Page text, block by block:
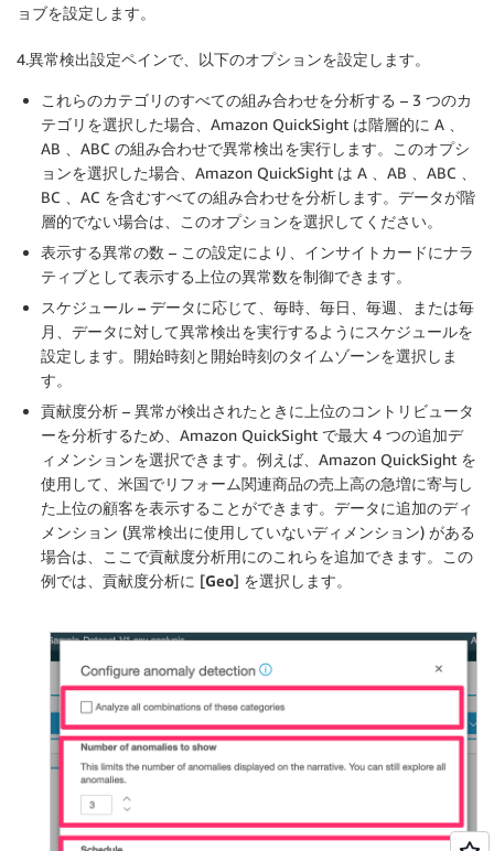
ョブを設定します。
4.異常検出設定ペインで、以下のオプションを設定します。
これらのカテゴリのすべての組み合わせを分析する – 3 つのカ
テゴリを選択した場合、Amazon QuickSight は階層的に A 、
AB 、ABC の組み合わせで異常検出を実行します。このオプシ
ョンを選択した場合、Amazon QuickSight は A 、AB 、ABC 、
BC 、AC を含むすべての組み合わせを分析します。データが階
層的でない場合は、このオプションを選択してください。
表示する異常の数 – この設定により、インサイトカードにナラ
ティブとして表示する上位の異常数を制御できます。
スケジュール – データに応じて、毎時、毎日、毎週、または毎
月、データに対して異常検出を実行するようにスケジュールを
設定します。開始時刻と開始時刻のタイムゾーンを選択しま
す。
貢献度分析 – 異常が検出されたときに上位のコントリビュータ
ーを分析するため、Amazon QuickSight で最大 4 つの追加デ
ィメンションを選択できます。例えば、Amazon QuickSight を
使用して、米国でリフォーム関連商品の売上高の急増に寄与し
た上位の顧客を表示することができます。データに追加のディ
メンション (異常検出に使用していないディメンション) がある
場合は、ここで貢献度分析用にのこれらを追加できます。この
例では、貢献度分析に [Geo] を選択します。